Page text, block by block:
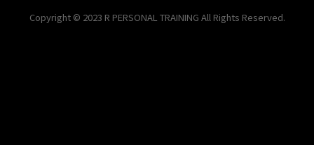
Copyright © 2023 R PERSONAL TRAINING All Rights Reserved.